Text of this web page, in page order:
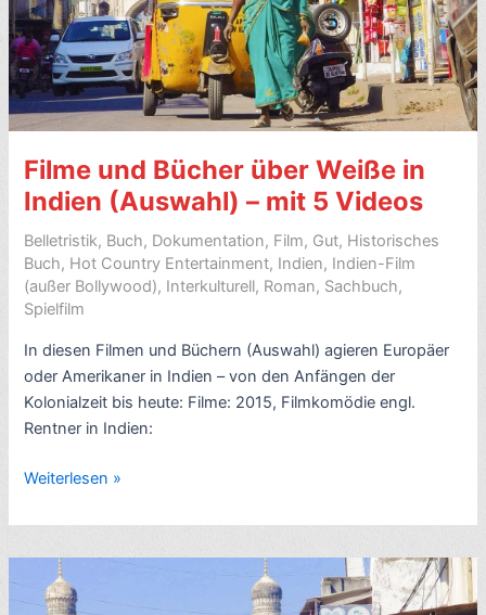
Sun)
–
6
Sterne
–
mit
Presse-
Links
Filme und Bücher über Weiße in
Indien (Auswahl) – mit 5 Videos
Belletristik, Buch, Dokumentation, Film, Gut, Historisches
Buch, Hot Country Entertainment, Indien, Indien-Film
(außer Bollywood), Interkulturell, Roman, Sachbuch,
Spielfilm
In diesen Filmen und Büchern (Auswahl) agieren Europäer
oder Amerikaner in Indien – von den Anfängen der
Kolonialzeit bis heute: Filme: 2015, Filmkomödie engl.
Rentner in Indien:
Filme
Bücher
über
Weiße
in
Weiterlesen »